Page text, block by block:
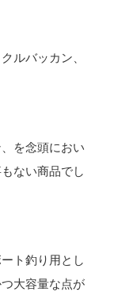
ルバッカン、
を念頭におい
ない商品でし
ト釣り用とし
大容量な点が